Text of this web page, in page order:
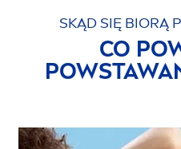
SKĄD SIĘ BIORĄ
CO